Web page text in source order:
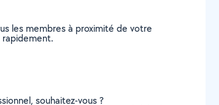
les membres à proximité de votre
rapidement.
souhaitez-vous ?